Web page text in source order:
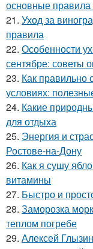
основные правила
21. Уход за
правила
22. Особенности
сентябре: советы
23. Как
условиях:
24. Какие
для отдыха
25. Энергия и
Ростове-на-Дону
26. Как я сушу
витамины
27. Быстро и
28. Заморозка
теплом погребе
29. Алексей